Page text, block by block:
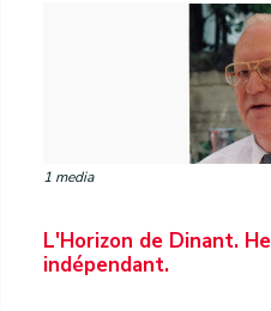
1 media
L'Horizon de Dinant.
indépendant.